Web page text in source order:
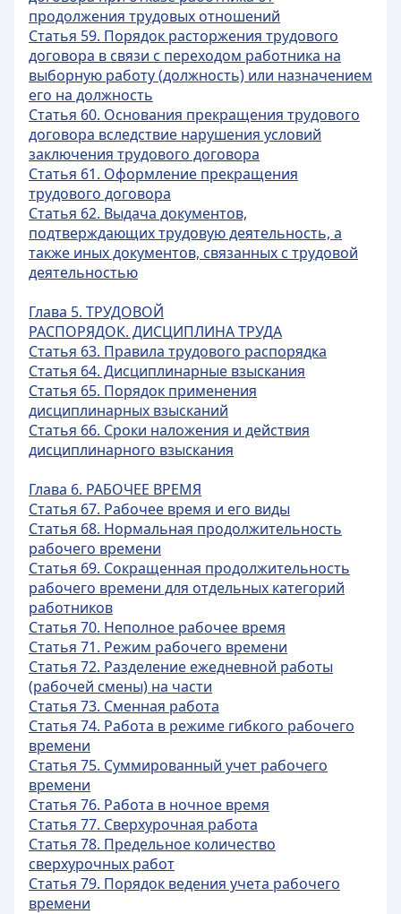
продолжения трудовых отношений
Статья 59. Порядок расторжения трудового
договора в связи с переходом работника на
выборную работу (должность) или назначением
его на должность
Статья 60. Основания прекращения трудового
договора вследствие нарушения условий
заключения трудового договора
Статья 61. Оформление прекращения
трудового договора
Статья 62. Выдача документов,
подтверждающих трудовую деятельность, а
также иных документов, связанных c трудовой
деятельностью
Глава 5. ТРУДОВОЙ
РАСПОРЯДОК. ДИСЦИПЛИНА ТРУДА
Статья 63. Правила трудового распорядка
Статья 64. Дисциплинарные взыскания
Статья 65. Порядок применения
дисциплинарных взысканий
Статья 66. Сроки наложения и действия
дисциплинарного взыскания
Глава 6. РАБОЧЕЕ ВРЕМЯ
Статья 67. Рабочее время и его виды
Статья 68. Нормальная продолжительность
рабочего времени
Статья 69. Сокращенная продолжительность
рабочего времени для отдельных категорий
работников
Статья 70. Неполное рабочее время
Статья 71. Режим рабочего времени
Статья 72. Разделение ежедневной работы
(рабочей смены) на части
Статья 73. Сменная работа
Статья 74. Работа в режиме гибкого рабочего
времени
Статья 75. Суммированный учет рабочего
времени
Статья 76. Работа в ночное время
Статья 77. Сверхурочная работа
Статья 78. Предельное количество
сверхурочных работ
Статья 79. Порядок ведения учета рабочего
времени